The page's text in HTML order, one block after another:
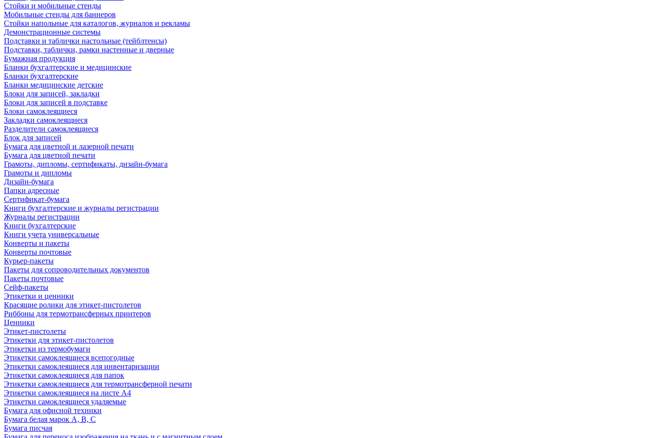
Стойки и мобильные стенды
Мобильные стенды для баннеров
Стойки напольные для каталогов, журналов и рекламы
Демонстрационные системы
Подставки и таблички настольные (тейблтенсы)
Подставки, таблички, рамки настенные и дверные
Бумажная продукция
Бланки бухгалтерские и медицинские
Бланки бухгалтерские
Бланки медицинские детские
Блоки для записей, закладки
Блоки для записей в подставке
Блоки самоклеящиеся
Закладки самоклеящиеся
Разделители самоклеящиеся
Блок для записей
Бумага для цветной и лазерной печати
Бумага для цветной печати
Грамоты, дипломы, сертификаты, дизайн-бумага
Грамоты и дипломы
Дизайн-бумага
Папки адресные
Сертификат-бумага
Книги бухгалтерские и журналы регистрации
Журналы регистрации
Книги бухгалтерские
Книги учета универсальные
Конверты и пакеты
Конверты почтовые
Курьер-пакеты
Пакеты для сопроводительных документов
Пакеты почтовые
Сейф-пакеты
Этикетки и ценники
Красящие ролики для этикет-пистолетов
Риббоны для термотрансферных принтеров
Ценники
Этикет-пистолеты
Этикетки для этикет-пистолетов
Этикетки из термобумаги
Этикетки самоклеящиеся всепогодные
Этикетки самоклеящиеся для инвентаризации
Этикетки самоклеящиеся для папок
Этикетки самоклеящиеся для термотрансферной печати
Этикетки самоклеящиеся на листе А4
Этикетки самоклеящиеся удаляемые
Бумага для офисной техники
Бумага белая марок А, В, С
Бумага писчая